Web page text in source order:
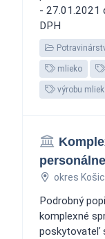
- 27.01.2021
DPH
mlieko
výrobu
okres
Podrobný
komplexné
poskytovateľ